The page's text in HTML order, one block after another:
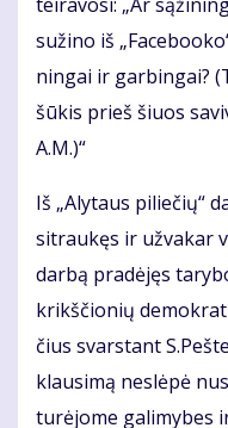
su­ži­no iš
nin­gai ir gar­bin­gai?
šū­kis prieš šiuos
A.M.)“
Iš „Aly­taus pi­lie­čių“
si­trau­kęs ir už­va­kar
dar­bą pra­dė­jęs
krikš­čio­nių
čius svars­tant
klau­si­mą ne­slė­pė
tu­rė­jo­me ga­li­my­bes